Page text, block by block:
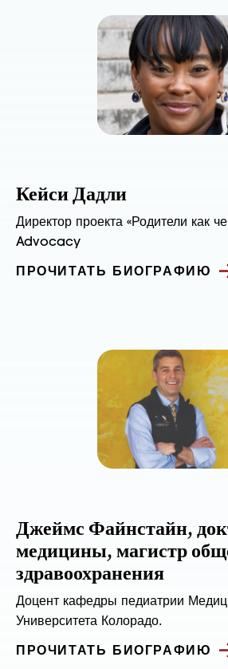
Кейси Дадли
Директор проекта «Родители как
Advocacy
ПРОЧИТАТЬ БИОГРАФИЮ
Джеймс Файнстайн,
медицины, магистр
здравоохранения
Доцент кафедры педиатрии
Университета Колорадо.
ПРОЧИТАТЬ БИОГРАФИЮ